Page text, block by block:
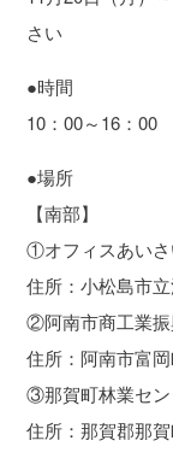
さい
●時間
10：00～16：00
●場所
【南部】
①オフィスあいさ
住所：小松島市
②阿南市商工業振
住所：阿南市富
③那賀町林業セン
住所：那賀郡那